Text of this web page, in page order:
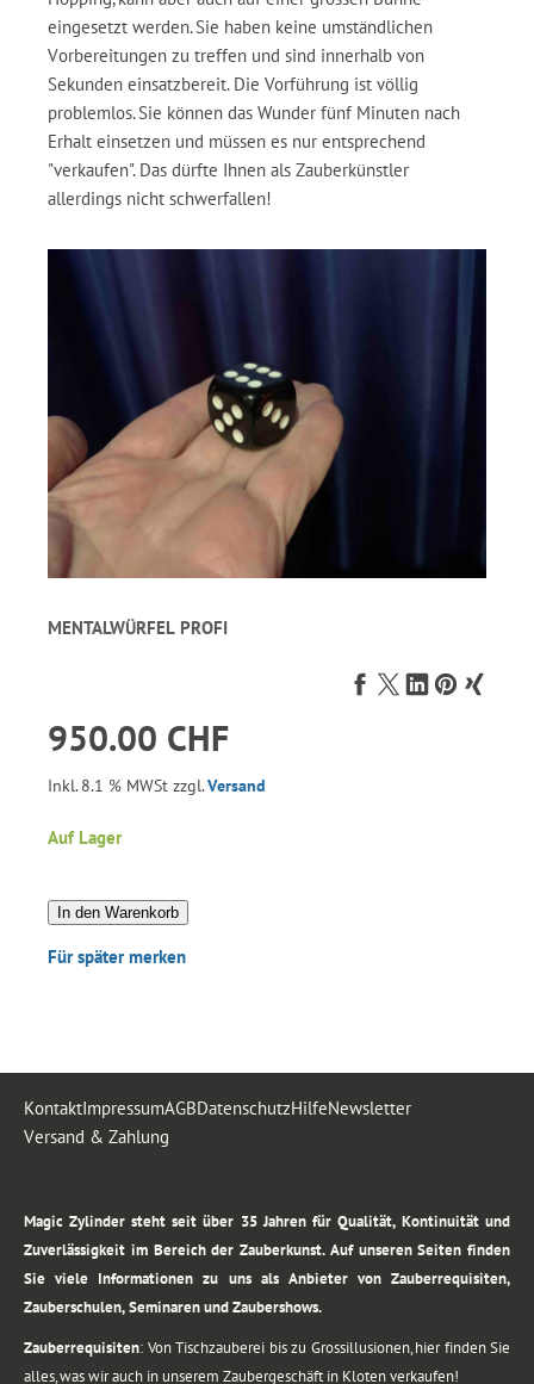
eingesetzt werden. Sie haben keine umständlichen
Vorbereitungen zu treffen und sind innerhalb von
Sekunden einsatzbereit. Die Vorführung ist völlig
problemlos. Sie können das Wunder fünf Minuten nach
Erhalt einsetzen und müssen es nur entsprechend
"verkaufen". Das dürfte Ihnen als Zauberkünstler
allerdings nicht schwerfallen!
MENTALWÜRFEL PROFI
950.00 CHF
Inkl. 8.1 % MWSt zzgl.Versand
Auf Lager
In den Warenkorb
Für später merken
KontaktImpressumAGBDatenschutzHilfeNewsletter
Versand & Zahlung
Magic Zylinder steht seit über 35 Jahren für Qualität, Kontinuität und
Zuverlässigkeit im Bereich der Zauberkunst. Auf unseren Seiten finden
Sie viele Informationen zu uns als Anbieter von Zauberrequisiten,
Zauberschulen, Seminaren und Zaubershows.
Zauberrequisiten: Von Tischzauberei bis zu Grossillusionen, hier finden Sie
alles, was wir auch in unserem Zaubergeschäft in Kloten verkaufen!